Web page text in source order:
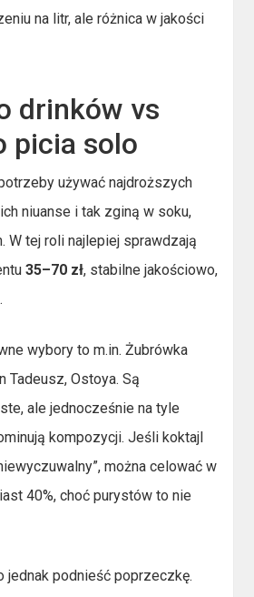
na litr, ale różnica w jakości
drinków vs
picia solo
używać najdroższych
niuanse i tak zginą w soku,
W tej roli najlepiej sprawdzają
35–70 zł, stabilne jakościowo,
wybory to m.in. Żubrówka
Tadeusz, Ostoya. Są
ale jednocześnie na tyle
kompozycji. Jeśli koktajl
można celować w
40%, choć purystów to nie
jednak podnieść poprzeczkę.